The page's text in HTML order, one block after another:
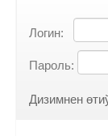
Логин:
Пароль:
Дизимнен